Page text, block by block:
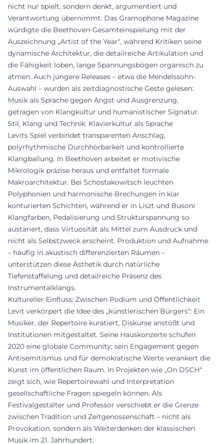
nicht nur spielt, sondern denkt, argumentiert und
Verantwortung übernimmt. Das Gramophone Magazine
würdigte die Beethoven-Gesamteinspielung mit der
Auszeichnung „Artist of the Year“, während Kritiken seine
dynamische Architektur, die detailreiche Artikulation und
die Fähigkeit loben, lange Spannungsbögen organisch zu
atmen. Auch jüngere Releases – etwa die Mendelssohn-
Auswahl – wurden als zeitdiagnostische Geste gelesen:
Musik als Sprache gegen Angst und Ausgrenzung,
getragen von Klangkultur und humanistischer Signatur.
Stil, Klang und Technik: Klavierkultur als Sprache
Levits Spiel verbindet transparenten Anschlag,
polyrhythmische Durchhörbarkeit und kontrollierte
Klangballung. In Beethoven arbeitet er motivische
Mikrologik präzise heraus und entfaltet formale
Makroarchitektur. Bei Schostakowitsch leuchten
Polyphonien und harmonische Brechungen in klar
konturierten Schichten, während er in Liszt und Busoni
Klangfarben, Pedalisierung und Strukturspannung so
austariert, dass Virtuosität als Mittel zum Ausdruck und
nicht als Selbstzweck erscheint. Produktion und Aufnahme
– häufig in akustisch differenzierten Räumen –
unterstützen diese Ästhetik durch natürliche
Tiefenstaffelung und detailreiche Präsenz des
Instrumentalklangs.
Kultureller Einfluss: Zwischen Podium und Öffentlichkeit
Levit verkörpert die Idee des „künstlerischen Bürgers“: Ein
Musiker, der Repertoire kuratiert, Diskurse anstößt und
Institutionen mitgestaltet. Seine Hauskonzerte schufen
2020 eine globale Community; sein Engagement gegen
Antisemitismus und für demokratische Werte verankert die
Kunst im öffentlichen Raum. In Projekten wie „On DSCH“
zeigt sich, wie Repertoirewahl und Interpretation
gesellschaftliche Fragen spiegeln können. Als
Festivalgestalter und Professor verschiebt er die Grenze
zwischen Tradition und Zeitgenossenschaft – nicht als
Provokation, sondern als Weiterdenken der klassischen
Musik im 21. Jahrhundert.